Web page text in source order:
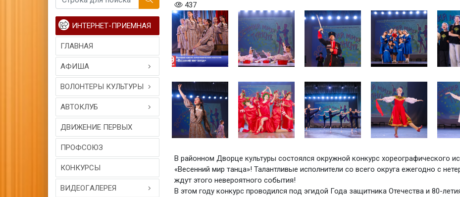
ИНТЕРНЕТ-ПРИЕМНАЯ
ГЛАВНАЯ
АФИША
ВОЛОНТЕРЫ КУЛЬТУРЫ
АВТОКЛУБ
ДВИЖЕНИЕ ПЕРВЫХ
ПРОФСОЮЗ
КОНКУРСЫ
ВИДЕОГAЛЕРЕЯ
437
В районном Дворце культуры состоялся окружной конкурс хореографического
«Весенний мир танца»! Талантливые исполнители со всего округа ежегодно с
ждут этого невероятного события!
В этом году конкурс проводился под эгидой Года защитника Отечества и 80-